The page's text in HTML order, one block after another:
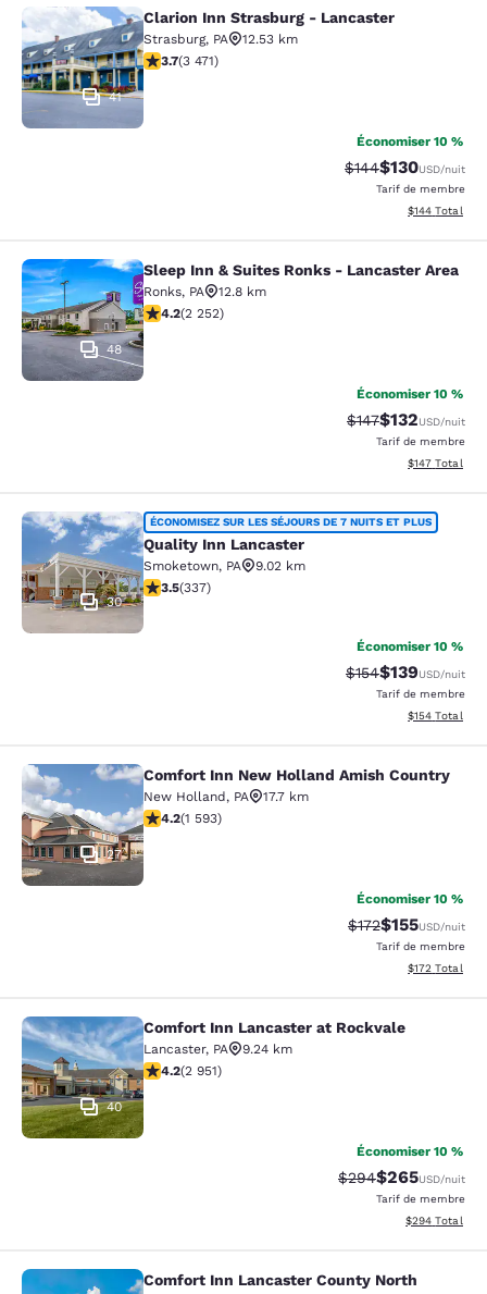
Clarion Inn Strasburg - Lancaster
41
Clarion Inn Strasburg - Lancaster
Strasburg, PA
12.53 km
3.68 étoiles. Bien. 3471 commentaires
3.7(3 471)
Économiser 10 %
Tarif barré :
$144Tarif réduit :
$130USD/nuit
Tarif de membre
Afficher les
$144 Total
Sleep Inn & Suites Ronks -
48
Sleep Inn & Suites Ronks - Lancaster Area
Ronks, PA
12.8 km
4.16 étoiles. Très bon. 2252 commentaires
4.2(2 252)
Économiser 10 %
Tarif barré :
$147Tarif réduit :
$132USD/nuit
Tarif de membre
Afficher les
$147 Total
Quality Inn Lancaster
30
ÉCONOMISEZ SUR LES SÉJOURS DE 7 NUITS ET PLUS
Quality Inn Lancaster
Smoketown, PA
9.02 km
3.48 étoiles. Bien. 337 commentaires
3.5(337)
Économiser 10 %
Tarif barré :
$154Tarif réduit :
$139USD/nuit
Tarif de membre
Afficher les
$154 Total
Comfort Inn New Holland Amish
27
Comfort Inn New Holland Amish Country
New Holland, PA
17.7 km
4.22 étoiles. Excellent. 1593 commentaires
4.2(1 593)
Économiser 10 %
Tarif barré :
$172Tarif réduit :
$155USD/nuit
Tarif de membre
Afficher les
$172 Total
Comfort Inn Lancaster at Rockvale
40
Comfort Inn Lancaster at Rockvale
Lancaster, PA
9.24 km
4.2 étoiles. Excellent. 2951 commentaires
4.2(2 951)
Économiser 10 %
Tarif barré :
$294Tarif réduit :
$265USD/nuit
Tarif de membre
Afficher les
$294 Total
Comfort Inn Lancaster County
Comfort Inn Lancaster County North